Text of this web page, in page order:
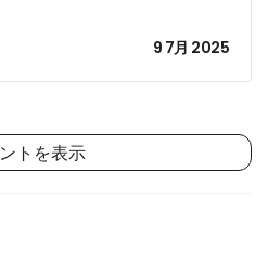
9 7月 2025
トを表示